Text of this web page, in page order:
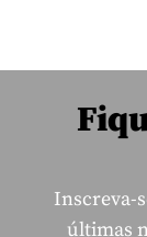
Inscreva-
últimas